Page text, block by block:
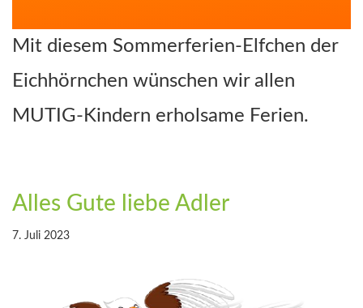
Mit diesem Sommerferien-Elfchen der
Eichhörnchen wünschen wir allen
MUTIG-Kindern erholsame Ferien.
Alles Gute liebe Adler
7. Juli 2023